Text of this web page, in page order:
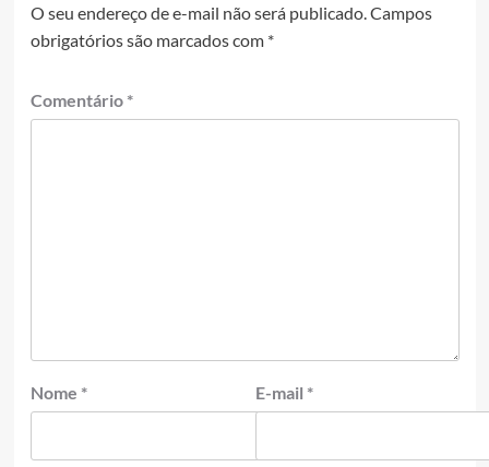
O seu endereço de e-mail não será publicado. Campos
obrigatórios são marcados com *
Comentário *
Nome * E-mail *